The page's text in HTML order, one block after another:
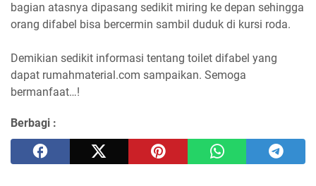
bagian atasnya dipasang sedikit miring ke depan sehingga
orang difabel bisa bercermin sambil duduk di kursi roda.
Demikian sedikit informasi tentang toilet difabel yang
dapat rumahmaterial.com sampaikan. Semoga
bermanfaat…!
Berbagi :